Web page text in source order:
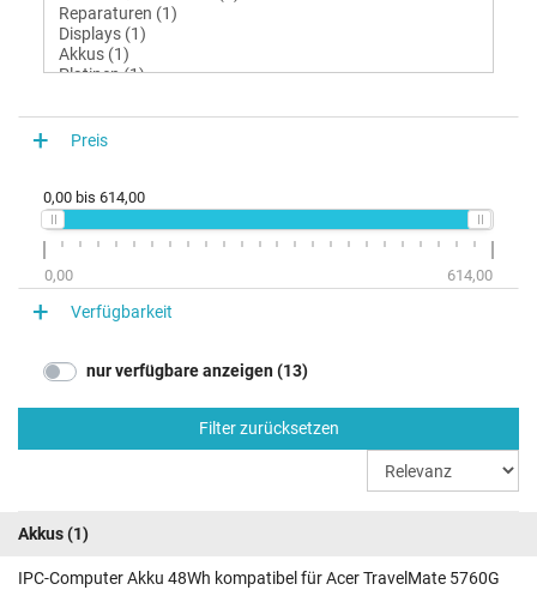
Preis
0,00 bis 614,00
0,00 614,00
Verfügbarkeit
nur verfügbare anzeigen (13)
Filter zurücksetzen
Akkus(1)
IPC-Computer Akku 48Wh kompatibel für Acer TravelMate 5760G